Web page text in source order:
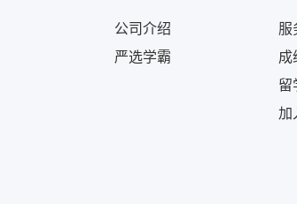
公司介绍
严选学霸
服
成
留
加